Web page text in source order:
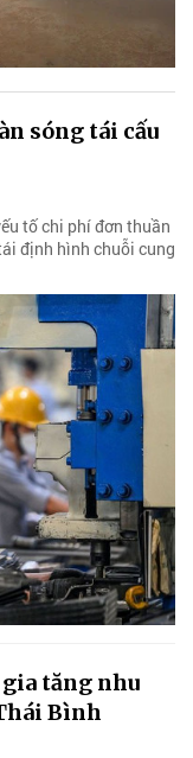
sóng tái cấu
tố chi phí đơn thuần
định hình chuỗi cung
tăng nhu
Bình